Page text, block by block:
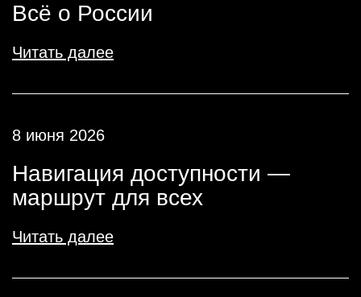
Всё о России
Читать далее
8 июня 2026
Навигация доступности —
маршрут для всех
Читать далее